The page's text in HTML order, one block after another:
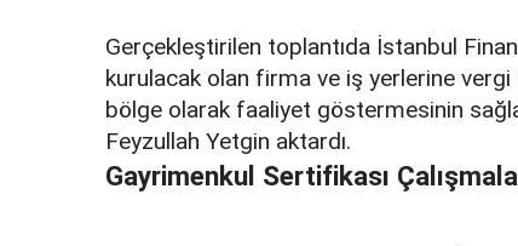
Gerçekleştirilen toplantıda İstanbul
kurulacak olan firma ve iş yerlerine vergi
bölge olarak faaliyet göstermesinin
Feyzullah Yetgin aktardı.
Gayrimenkul Sertifikası